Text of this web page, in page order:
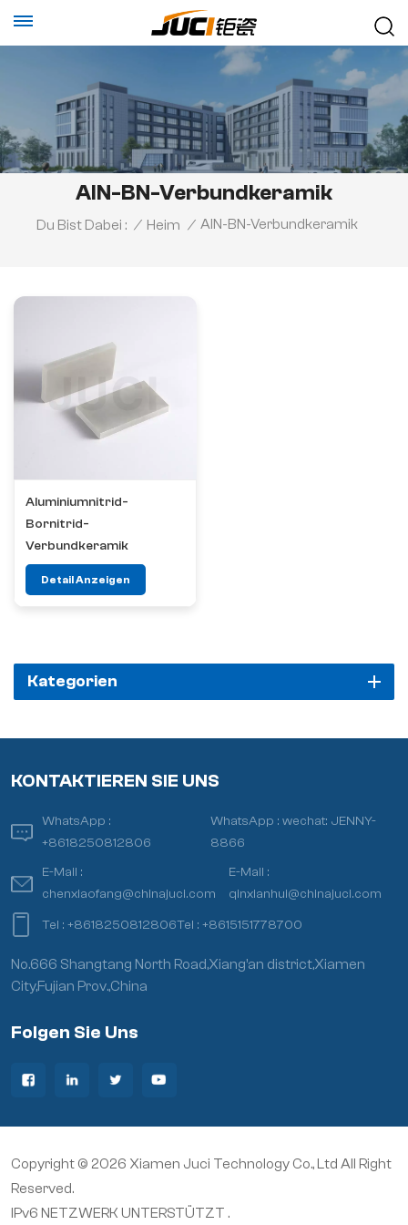
AlN-BN-Verbundkeramik
Du Bist Dabei : / Heim / AlN-BN-Verbundkeramik
Aluminiumnitrid-
Bornitrid-
Verbundkeramik
Detail Anzeigen
Kategorien
KONTAKTIEREN SIE UNS
WhatsApp :
+8618250812806
WhatsApp :wechat: JENNY-
8866
E-Mail :
chenxiaofang@chinajuci.com
E-Mail :
qinxianhui@chinajuci.com
Tel :+8618250812806Tel :+8615151778700
No.666 Shangtang North Road,Xiang’an district,Xiamen
City,Fujian Prov.,China
Folgen Sie Uns
Copyright © 2026 Xiamen Juci Technology Co., Ltd All Right
Reserved.
IPv6 NETZWERK UNTERSTÜTZT .